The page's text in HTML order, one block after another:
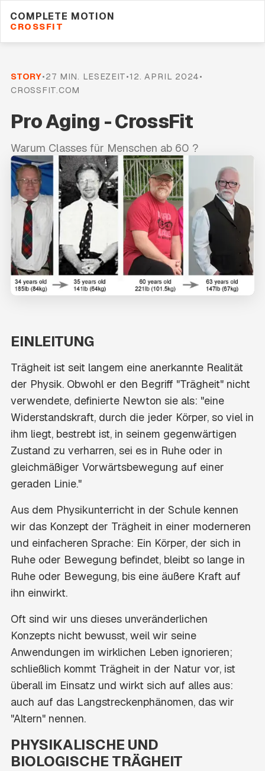
COMPLETE MOTION
CROSSFIT
STORY•27 MIN. LESEZEIT•12. APRIL 2024•
CROSSFIT.COM
Pro Aging - CrossFit
Warum Classes für Menschen ab 60 ?
EINLEITUNG
Trägheit ist seit langem eine anerkannte Realität
der Physik. Obwohl er den Begriff "Trägheit" nicht
verwendete, definierte Newton sie als: "eine
Widerstandskraft, durch die jeder Körper, so viel in
ihm liegt, bestrebt ist, in seinem gegenwärtigen
Zustand zu verharren, sei es in Ruhe oder in
gleichmäßiger Vorwärtsbewegung auf einer
geraden Linie."
Aus dem Physikunterricht in der Schule kennen
wir das Konzept der Trägheit in einer moderneren
und einfacheren Sprache: Ein Körper, der sich in
Ruhe oder Bewegung befindet, bleibt so lange in
Ruhe oder Bewegung, bis eine äußere Kraft auf
ihn einwirkt.
Oft sind wir uns dieses unveränderlichen
Konzepts nicht bewusst, weil wir seine
Anwendungen im wirklichen Leben ignorieren;
schließlich kommt Trägheit in der Natur vor, ist
überall im Einsatz und wirkt sich auf alles aus:
auch auf das Langstreckenphänomen, das wir
"Altern" nennen.
PHYSIKALISCHE UND
BIOLOGISCHE TRÄGHEIT